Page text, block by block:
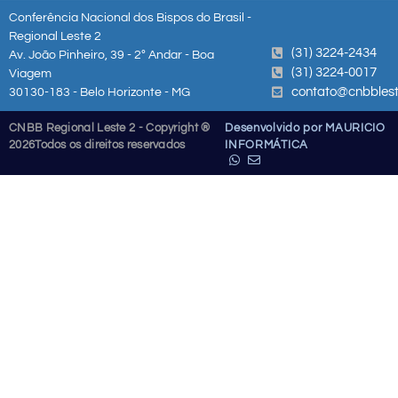
Conferência Nacional dos Bispos do Brasil -
Regional Leste 2
Av. João Pinheiro, 39 - 2º Andar - Boa
Viagem
30130-183 - Belo Horizonte - MG
(31) 3224-2434
(31) 3224-0017
CNBB Regional Leste 2 - Copyright ®
2026Todos os direitos reservados
Desenvolvido por MAURICIO
INFORMÁTICA